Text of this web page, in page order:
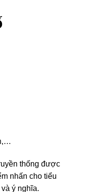
thống được
nhấn cho tiểu
ý nghĩa.